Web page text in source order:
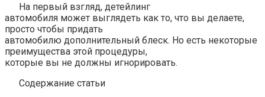
На первый взгляд, детейлинг
автомобиля может выглядеть как то, что вы делаете,
просто чтобы придать
автомобилю дополнительный блеск. Но есть некоторые
преимущества этой процедуры,
которые вы не должны игнорировать.
Содержание статьи